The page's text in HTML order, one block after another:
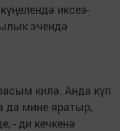
иксез-
эчендә
килә. Анда күп
да мине яратыр,
- ди кечкенә